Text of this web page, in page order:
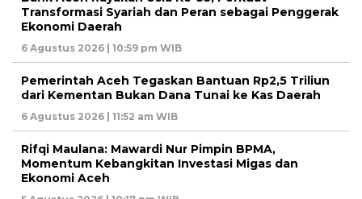
Transformasi Syariah dan Peran sebagai Penggerak
Ekonomi Daerah
6 Agustus 2026 | 10:59 pm WIB
Pemerintah Aceh Tegaskan Bantuan Rp2,5 Triliun
dari Kementan Bukan Dana Tunai ke Kas Daerah
6 Agustus 2026 | 11:52 am WIB
Rifqi Maulana: Mawardi Nur Pimpin BPMA,
Momentum Kebangkitan Investasi Migas dan
Ekonomi Aceh